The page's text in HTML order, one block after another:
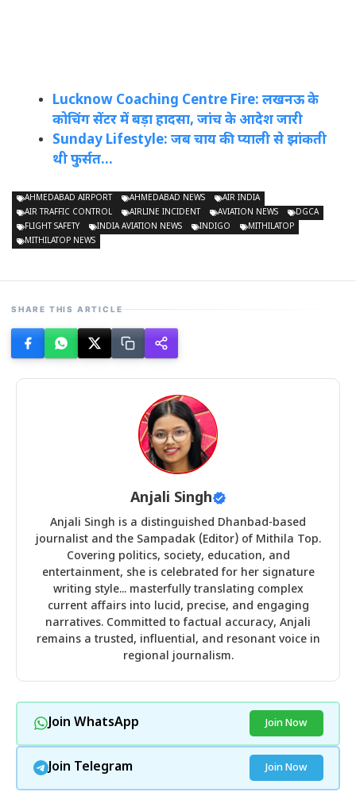
Lucknow Coaching Centre Fire: लखनऊ के
कोचिंग सेंटर में बड़ा हादसा, जांच के आदेश जारी
Sunday Lifestyle: जब चाय की प्याली से झांकती
थी फुर्सत…
AHMEDABAD AIRPORT AHMEDABAD NEWS
AIR INDIA
AIR TRAFFIC CONTROL
AIRLINE INCIDENT AVIATION NEWS
DGCA
FLIGHT SAFETY
INDIA AVIATION NEWS INDIGO
MITHILATOP
MITHILATOP NEWS
SHARE THIS ARTICLE
Anjali Singh
Anjali Singh is a distinguished Dhanbad-based
journalist and the Sampadak (Editor) of Mithila Top.
Covering politics, society, education, and
entertainment, she is celebrated for her signature
writing style... masterfully translating complex
current affairs into lucid, precise, and engaging
narratives. Committed to factual accuracy, Anjali
remains a trusted, influential, and resonant voice in
regional journalism.
Join WhatsApp Join Now
Join Telegram Join Now